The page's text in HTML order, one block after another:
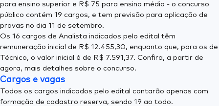
para ensino superior e R$ 75 para ensino médio - o concurso
público contém 19 cargos, e tem previsão para aplicação de
provas no dia 11 de setembro.
Os 16 cargos de Analista indicados pelo edital têm
remuneração inicial de R$ 12.455,30, enquanto que, para os de
Técnico, o valor inicial é de R$ 7.591,37. Confira, a partir de
agora, mais detalhes sobre o concurso.
Cargos e vagas
Todos os cargos indicados pelo edital contarão apenas com
formação de cadastro reserva, sendo 19 ao todo.